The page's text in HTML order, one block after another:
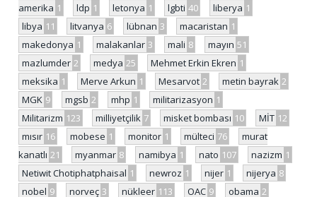
amerika 1 ldp 1 letonya 1 lgbti 40 liberya 1
libya 11 litvanya 6 lübnan 3 macaristan 1
makedonya 1 malakanlar 3 mali 8 mayın 51
mazlumder 2 medya 25 Mehmet Erkin Ekren 1
meksika 1 Merve Arkun 1 Mesarvot 2 metin bayrak 2
MGK 9 mgsb 2 mhp 1 militarizasyon 1
Militarizm 123 milliyetçilik 7 misket bombası 10 MİT 12
mısır 16 mobese 1 monitor 1 mülteci 76
murat
kanatlı 21 myanmar 8 namibya 1 nato 107 nazizm 1
Netiwit Chotiphatphaisal 1 newroz 1 nijer 1 nijerya 8
nobel 9 norveç 3 nükleer 113 OAC 9 obama 2